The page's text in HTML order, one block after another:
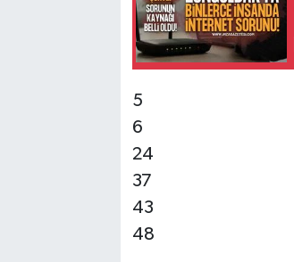
5
6
24
37
43
48